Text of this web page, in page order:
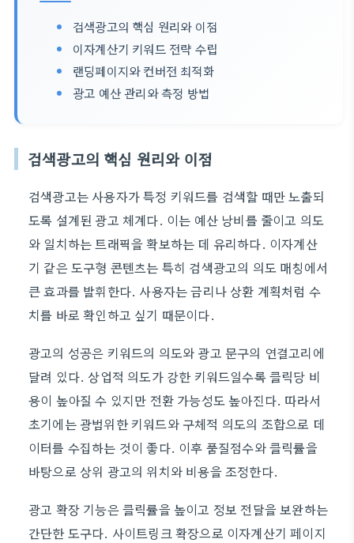
검색광고의 핵심 원리와 이점
이자계산기 키워드 전략 수립
랜딩페이지와 컨버전 최적화
광고 예산 관리와 측정 방법
검색광고의 핵심 원리와 이점
검색광고는 사용자가 특정 키워드를 검색할 때만 노출되
도록 설계된 광고 체계다. 이는 예산 낭비를 줄이고 의도
와 일치하는 트래픽을 확보하는 데 유리하다. 이자계산
기 같은 도구형 콘텐츠는 특히 검색광고의 의도 매칭에서
큰 효과를 발휘한다. 사용자는 금리나 상환 계획처럼 수
치를 바로 확인하고 싶기 때문이다.
광고의 성공은 키워드의 의도와 광고 문구의 연결고리에
달려 있다. 상업적 의도가 강한 키워드일수록 클릭당 비
용이 높아질 수 있지만 전환 가능성도 높아진다. 따라서
초기에는 광범위한 키워드와 구체적 의도의 조합으로 데
이터를 수집하는 것이 좋다. 이후 품질점수와 클릭률을
바탕으로 상위 광고의 위치와 비용을 조정한다.
광고 확장 기능은 클릭률을 높이고 정보 전달을 보완하는
간단한 도구다. 사이트링크 확장으로 이자계산기 페이지